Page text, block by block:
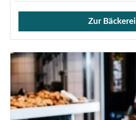
Verkauf von Brötchen,
Zur Bäckerei